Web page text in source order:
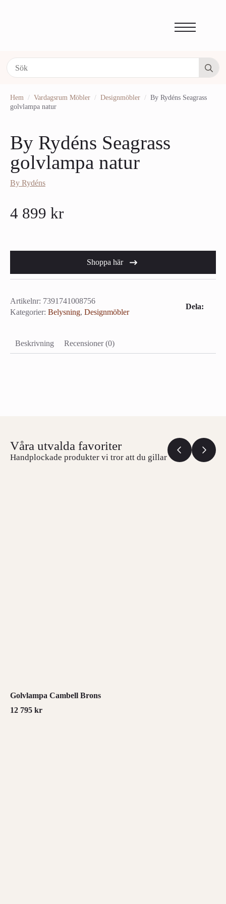
Hem Vardagsrum Möbler Designmöbler
By Rydéns Seagrass
golvlampa natur
By Rydéns Seagrass
golvlampa natur
By Rydéns
4 899 kr
Shoppa här
Artikelnr: 7391741008756
Kategorier: Belysning, Designmöbler
Dela:
Beskrivning Recensioner (0)
Våra utvalda favoriter
Handplockade produkter vi tror att du gillar
Golvlampa Cambell Brons
12 795 kr